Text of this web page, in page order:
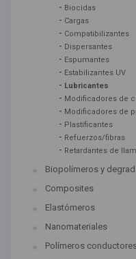
- Biocidas
- Cargas
- Compatibilizantes
- Dispersantes
- Espumantes
- Estabilizantes UV
- Lubricantes
- Modificadores de
- Modificadores de
- Plastificantes
- Refuerzos/fibras
- Retardantes de
Biopolímeros y
Composites
Elastómeros
Nanomateriales
Polímeros